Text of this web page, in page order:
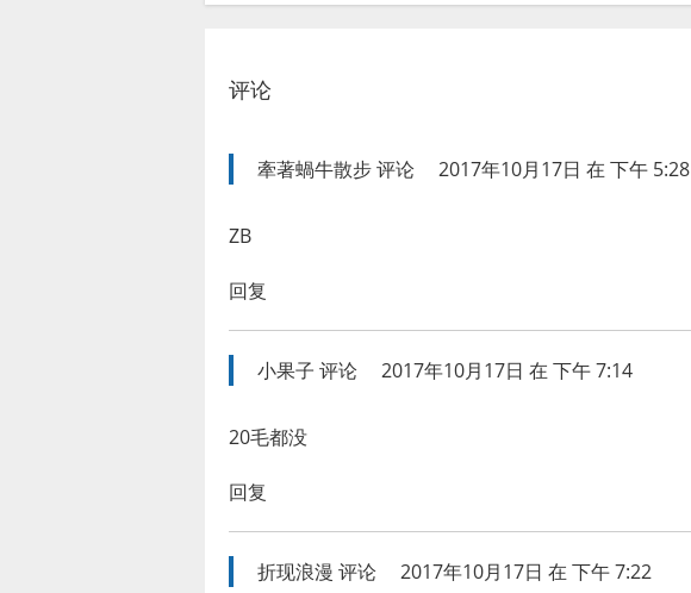
评论
牽著蝸牛散步评论 2017年10月17日 在 下午 5:28
ZB
回复
小果子 评论 2017年10月17日 在 下午 7:14
20毛都没
回复
折现浪漫 评论 2017年10月17日 在 下午 7:22